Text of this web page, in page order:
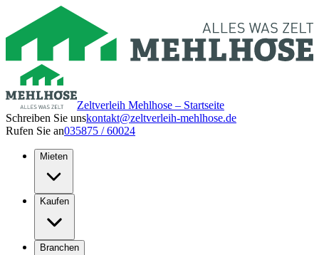
Zeltverleih Mehlhose – Startseite
Schreiben Sie unskontakt@zeltverleih-mehlhose.de
Rufen Sie an035875 / 60024
Mieten
Kaufen
Branchen